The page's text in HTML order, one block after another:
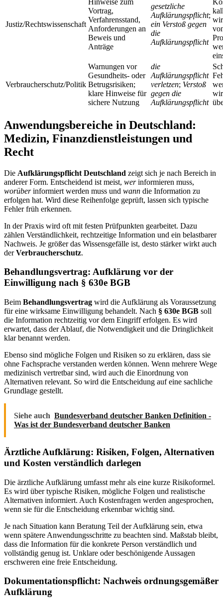
Justiz/Rechtswissenschaft
Vortrag,
Verfahrensstand,
Anforderungen an
Beweis und
Anträge
gesetzliche
Aufklärungspflicht;
ein Verstoß gegen
die
Aufklärungspflicht
Verbraucherschutz/Politik
Warnungen vor
Gesundheits- oder
Betrugsrisiken;
klare Hinweise für
sichere Nutzung
die
Aufklärungspflicht
verletzen; Verstoß
gegen die
Aufklärungspflicht
Anwendungsbereiche in Deutschland:
Medizin, Finanzdienstleistungen und
Recht
Die Aufklärungspflicht Deutschland zeigt sich je nach Bereich in
anderer Form. Entscheidend ist meist, werinformieren muss,
worüberinformiert werden muss und wann die Information zu
erfolgen hat. Wird diese Reihenfolge geprüft, lassen sich typische
Fehler früh erkennen.
In der Praxis wird oft mit festen Prüfpunkten gearbeitet. Dazu
zählen Verständlichkeit, rechtzeitige Information und ein belastbarer
Nachweis. Je größer das Wissensgefälle ist, desto stärker wirkt auch
derVerbraucherschutz.
Behandlungsvertrag: Aufklärung vor der
Einwilligung nach § 630e BGB
Beim Behandlungsvertrag wird die Aufklärung als Voraussetzung
für eine wirksame Einwilligung behandelt. Nach § 630e BGB soll
die Information rechtzeitig vor dem Eingriff erfolgen. Es wird
erwartet, dass der Ablauf, die Notwendigkeit und die Dringlichkeit
klar benannt werden.
Ebenso sind mögliche Folgen und Risiken so zu erklären, dass sie
ohne Fachsprache verstanden werden können. Wenn mehrere Wege
medizinisch vertretbar sind, wird auch die Einordnung von
Alternativen relevant. So wird die Entscheidung auf eine sachliche
Grundlage gestellt.
Siehe auch Bundesverband deutscher Banken Definition -
Was ist der Bundesverband deutscher Banken
Ärztliche Aufklärung: Risiken, Folgen, Alternativen
und Kosten verständlich darlegen
Die ärztliche Aufklärung umfasst mehr als eine kurze Risikoformel.
Es wird über typische Risiken, mögliche Folgen und realistische
Alternativen informiert. Auch Kostenfragen werden angesprochen,
wenn sie für die Entscheidung erkennbar wichtig sind.
Je nach Situation kann Beratung Teil der Aufklärung sein, etwa
wenn spätere Anwendungsschritte zu beachten sind. Maßstab bleibt,
dass die Information für die konkrete Person verständlich und
vollständig genug ist. Unklare oder beschönigende Aussagen
erschweren eine freie Entscheidung.
Dokumentationspflicht: Nachweis ordnungsgemäßer
Aufklärung